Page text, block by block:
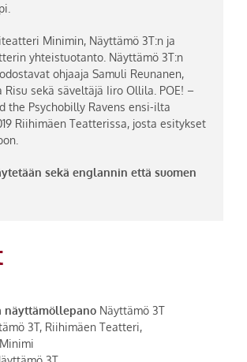
Minimin, Näyttämö 3T:n ja
yhteistuotanto. Näyttämö 3T:n
ohjaaja Samuli Reunanen,
Risu sekä säveltäjä Iiro Ollila. POE! –
the Psychobilly Ravens ensi-ilta
Riihimäen Teatterissa, josta esitykset
sekä englannin että suomen
näyttämöllepano Näyttämö 3T
3T, Riihimäen Teatteri,